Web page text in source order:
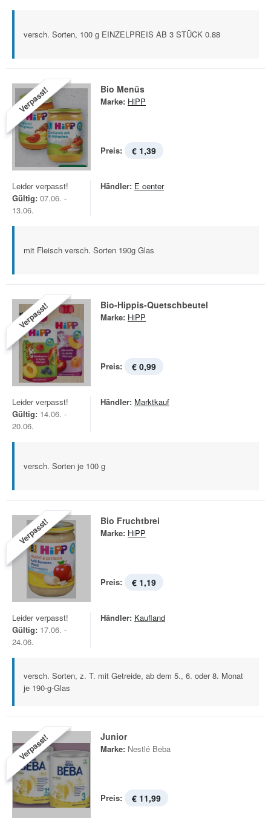
versch. Sorten, 100 g EINZELPREIS AB 3 STÜCK 0.88
Verpasst! Bio Menüs
Marke: HiPP
Preis: € 1,39
Leider verpasst!
Gültig: 07.06. -
13.06.
Händler: E center
mit Fleisch versch. Sorten 190g Glas
Verpasst! Bio-Hippis-Quetschbeutel
Marke: HiPP
Preis: € 0,99
Leider verpasst!
Gültig: 14.06. -
20.06.
Händler: Marktkauf
versch. Sorten je 100 g
Verpasst! Bio Fruchtbrei
Marke: HiPP
Preis: € 1,19
Leider verpasst!
Gültig: 17.06. -
24.06.
Händler: Kaufland
versch. Sorten, z. T. mit Getreide, ab dem 5., 6. oder 8. Monat
je 190-g-Glas
Verpasst! Junior
Marke: Nestlé Beba
Preis: € 11,99